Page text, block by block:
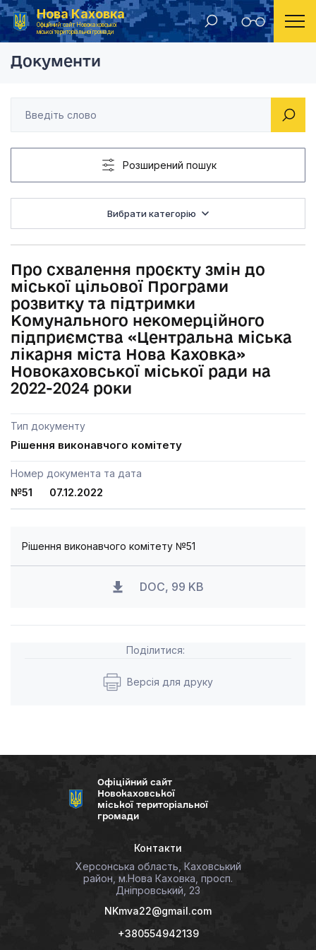
Нова Каховка
Офіційний сайт Новокаховської
міської територіальної громади
Головна Рішення виконавчого комітету Новокаховської міської ради 2022 року Про схвалення
Документи
Розширений пошук
Вибрати категорію
Про схвалення проєкту змін до
міської цільової Програми
розвитку та підтримки
Комунального некомерційного
підприємства «Центральна міська
лікарня міста Нова Каховка»
Новокаховської міської ради на
2022-2024 роки
Тип документу
Рішення виконавчого комітету
Номер документа та дата
№51 07.12.2022
Рішення виконавчого комітету №51
DOC, 99 KB
Поділитися:
Версія для друку
Офіційний сайт
Новокаховської
міської територіальної
громади
Контакти
Херсонська область, Каховський
район, м.Нова Каховка, просп.
Дніпровський, 23
NKmva22@gmail.com
+380554942139